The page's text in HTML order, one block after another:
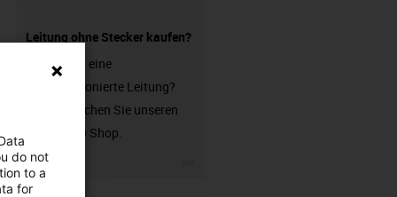
Leitung ohne Stecker kaufen?
Sie suchen eine
unkonfektionierte Leitung?
Dann besuchen Sie unseren
chainflex® Shop.
do not
to a
for